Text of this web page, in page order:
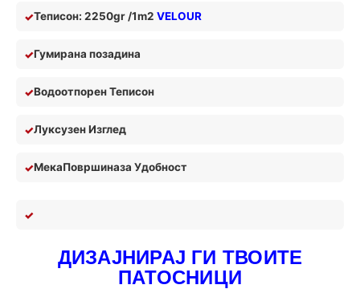
Теписон: 2250gr /1m2 VELOUR
Гумирана позадина
Водоотпорен Теписон
Луксузен Изглед
МекаПовршиназа Удобност
ДИЗАЈНИРАЈ ГИ ТВОИТЕ
ПАТОСНИЦИ